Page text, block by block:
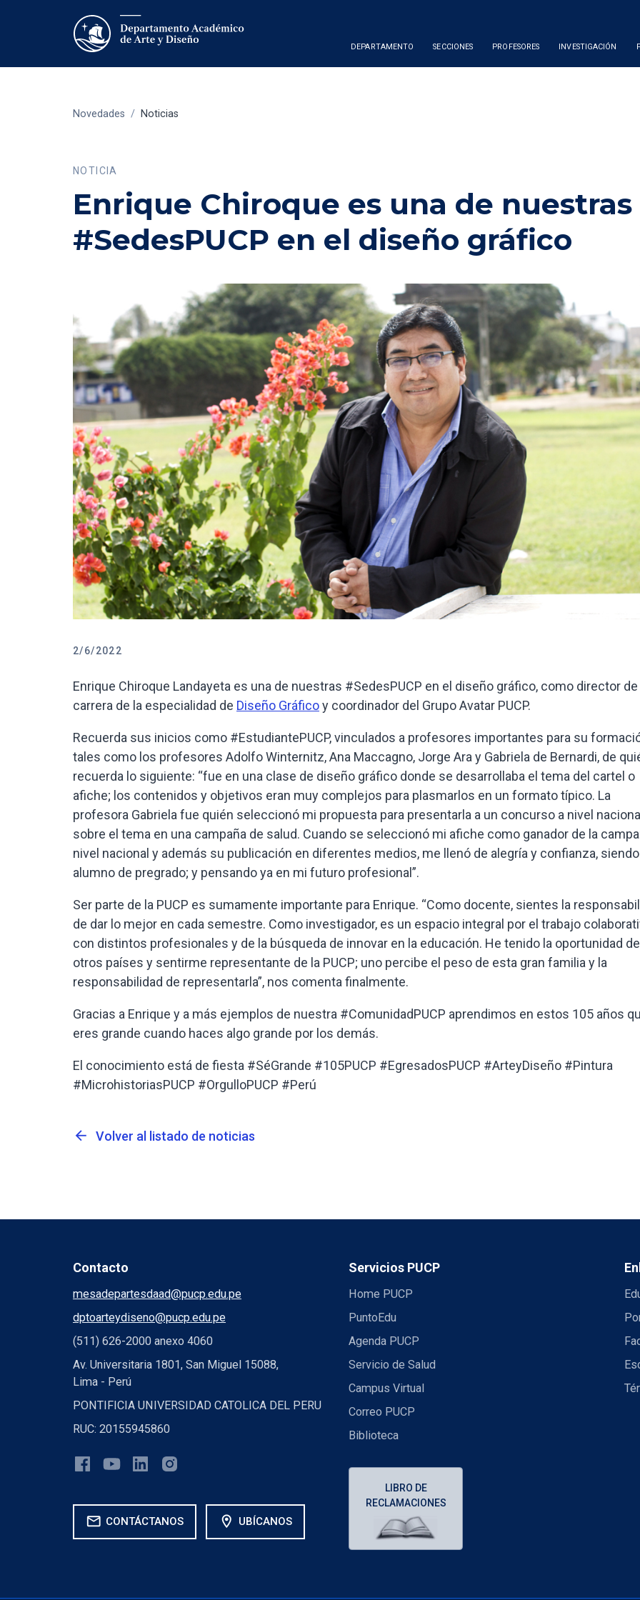
DEPARTAMENTO SECCIONES PROFESORES INVESTIGACIÓN
Novedades / Noticias
NOTICIA
Enrique Chiroque es una de nuestras
#SedesPUCP en el diseño gráfico
2/6/2022
Enrique Chiroque Landayeta es una de nuestras #SedesPUCP en el diseño gráfico, como director de
carrera de la especialidad de Diseño Gráficoy coordinador del Grupo Avatar PUCP.
Recuerda sus inicios como #EstudiantePUCP, vinculados a profesores importantes para su
tales como los profesores Adolfo Winternitz, Ana Maccagno, Jorge Ara y Gabriela de Bernardi, de
recuerda lo siguiente: “fue en una clase de diseño gráfico donde se desarrollaba el tema del cartel o
afiche; los contenidos y objetivos eran muy complejos para plasmarlos en un formato típico. La
profesora Gabriela fue quién seleccionó mi propuesta para presentarla a un concurso a nivel
sobre el tema en una campaña de salud. Cuando se seleccionó mi afiche como ganador de la
nivel nacional y además su publicación en diferentes medios, me llenó de alegría y confianza,
alumno de pregrado; y pensando ya en mi futuro profesional”.
Ser parte de la PUCP es sumamente importante para Enrique. “Como docente, sientes la
de dar lo mejor en cada semestre. Como investigador, es un espacio integral por el trabajo
con distintos profesionales y de la búsqueda de innovar en la educación. He tenido la oportunidad
otros países y sentirme representante de la PUCP; uno percibe el peso de esta gran familia y la
responsabilidad de representarla”, nos comenta finalmente.
Gracias a Enrique y a más ejemplos de nuestra #ComunidadPUCP aprendimos en estos 105 años
eres grande cuando haces algo grande por los demás.
El conocimiento está de fiesta #SéGrande #105PUCP #EgresadosPUCP #ArteyDiseño #Pintura
#MicrohistoriasPUCP #OrgulloPUCP #Perú
arrow_back Volver al listado de noticias
Contacto
mesadepartesdaad@pucp.edu.pe
dptoarteydiseno@pucp.edu.pe
(511) 626-2000 anexo 4060
Av. Universitaria 1801, San Miguel 15088,
Lima - Perú
PONTIFICIA UNIVERSIDAD CATOLICA DEL PERU
RUC: 20155945860
mail CONTÁCTANOS location_on UBÍCANOS
Servicios PUCP
Home PUCP
PuntoEdu
Agenda PUCP
Servicio de Salud
Campus Virtual
Correo PUCP
Biblioteca
LIBRO DE
RECLAMACIONES